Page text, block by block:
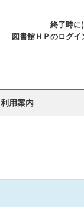
終了時に
図書館ＨＰのログ
利用案内